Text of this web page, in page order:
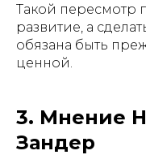
Такой пересмотр
развитие, а
обязана быть
ценной.
3. Мнение
Зандер